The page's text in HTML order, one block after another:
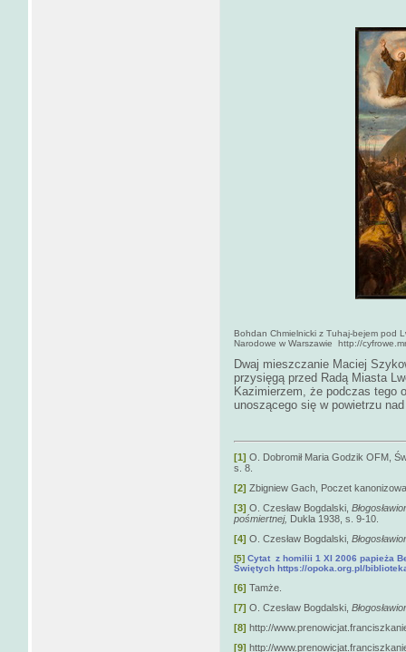
Bohdan Chmielnicki z Tuhaj-bejem pod
Narodowe w Warszawie http://
Dwaj mieszczanie Maciej
przysięgą przed Radą Miasta
Kazimierzem, że podczas tego
unoszącego się w powietrzu
[1] O. Dobromił Maria Godzik OFM,
s. 8.
[2] Zbigniew Gach, Poczet
[3] O. Czesław Bogdalski,
pośmiertnej, Dukla 1938, s. 9-10.
[4] O. Czesław Bogdalski,
[5] Cytat z homilii 1 XI 2006 papieża
Świętych https://opoka.org.pl/
[6] Tamże.
[7] O. Czesław Bogdalski,
[8] http://
[9] http://